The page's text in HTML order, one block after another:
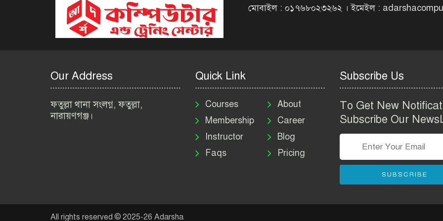
মোবাইল : ০১৭৬৮০২৩২৬২ । ইমেইল :
Our Address
ফতুল্লা থানা সংলগ্ন, ফতুল্লা,
নারায়ণগঞ্জ।
Quick Link
Courses
Membership
Instructor
Faqs
About
Career
Blog
Pricing
Subscribe Us
To Get New
Subscribe Our
SUBSCRIBE
All rights reserved © 2025-26 Adarsha